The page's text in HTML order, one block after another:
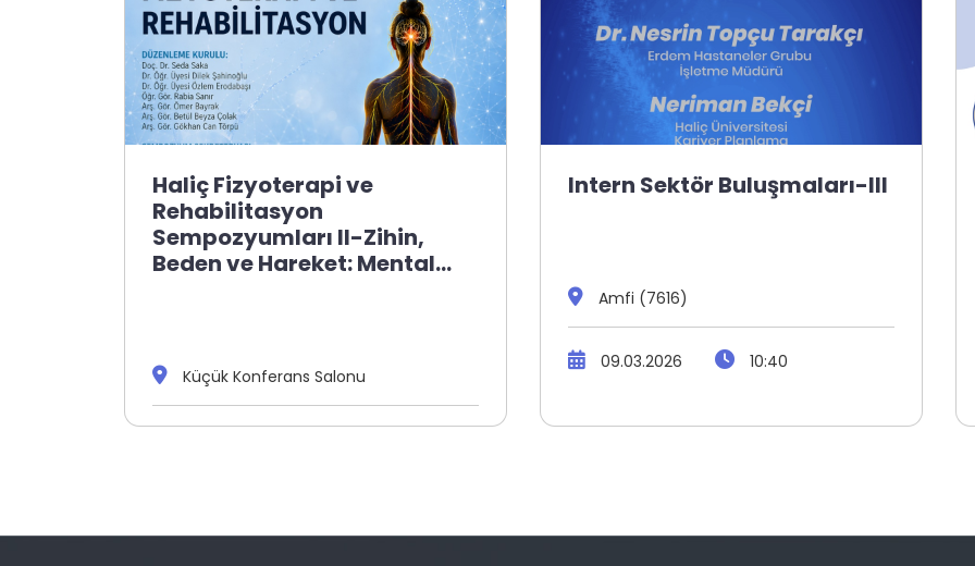
Haliç Fizyoterapi ve
Rehabilitasyon
Sempozyumları II-Zihin,
Beden ve Hareket: Mental…
Küçük Konferans Salonu
Intern Sektör Buluşmaları-III
Amfi (7616)
09.03.2026 10:40